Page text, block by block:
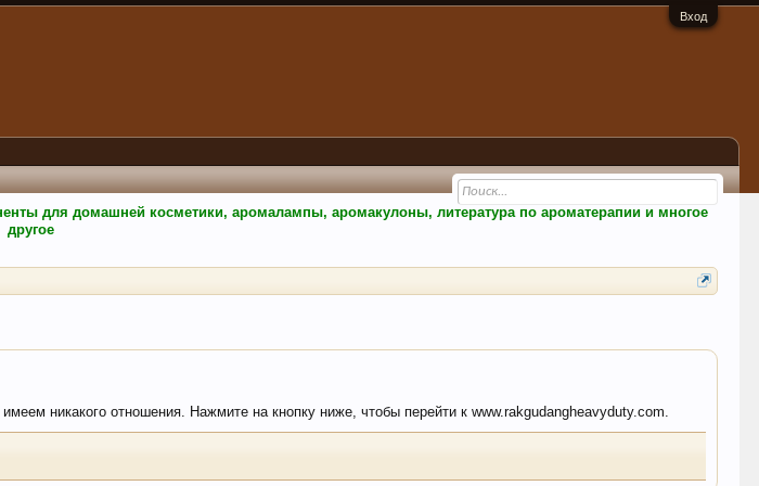
Вход
для домашней косметики, аромалампы, аромакулоны, литература по ароматерапии и многое
другое
никакого отношения. Нажмите на кнопку ниже, чтобы перейти к www.rakgudangheavyduty.com.